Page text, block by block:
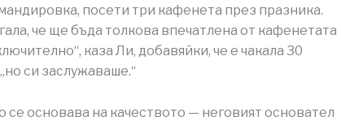
посети три кафенета през празника.
че ще бъда толкова впечатлена от кафенетата
каза Ли, добавяйки, че е чакала 30
си заслужаваше.“
се основава на качеството — неговият основател